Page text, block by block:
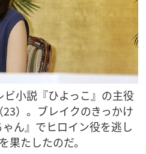
小説『ひよっこ』の主役
）。ブレイクのきっかけ
ん』でヒロイン役を逃し
果たしたのだ。